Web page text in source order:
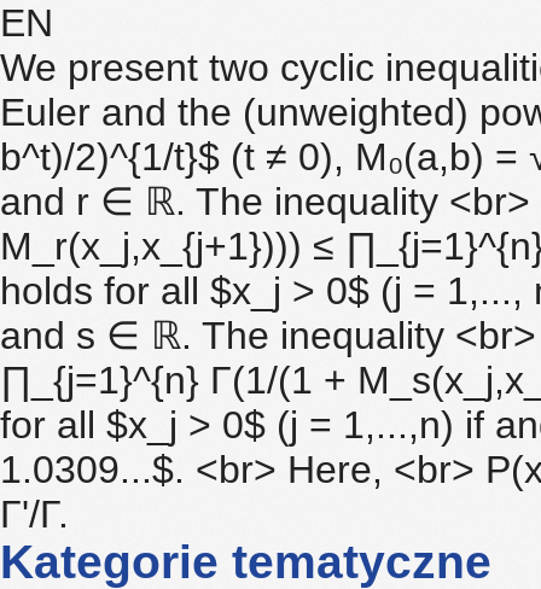
EN
We present two cyclic
Euler and the (unweighted)
b^t)/2)^{1/t}$ (t ≠ 0), M₀(a,b)
and r ∈ ℝ. The inequality
M_r(x_j,x_{j+1}))) ≤
holds for all $x_j > 0$ (j =
and s ∈ ℝ. The inequality
∏_{j=1}^{n} Γ(1/(1 +
for all $x_j > 0$ (j = 1,...,n) if
1.0309...$. <br> Here, <br>
Γ'/Γ.
Kategorie tematyczne